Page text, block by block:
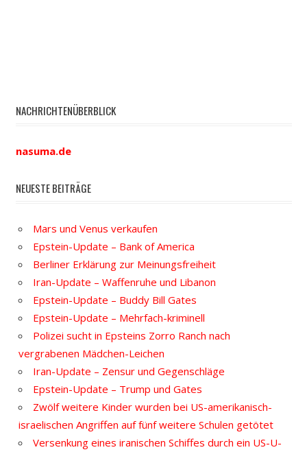
NACHRICHTENÜBERBLICK
nasuma.de
NEUESTE BEITRÄGE
Mars und Venus verkaufen
Epstein-Update – Bank of America
Berliner Erklärung zur Meinungsfreiheit
Iran-Update – Waffenruhe und Libanon
Epstein-Update – Buddy Bill Gates
Epstein-Update – Mehrfach-kriminell
Polizei sucht in Epsteins Zorro Ranch nach
vergrabenen Mädchen-Leichen
Iran-Update – Zensur und Gegenschläge
Epstein-Update – Trump und Gates
Zwölf weitere Kinder wurden bei US-amerikanisch-
israelischen Angriffen auf fünf weitere Schulen getötet
Versenkung eines iranischen Schiffes durch ein US-U-